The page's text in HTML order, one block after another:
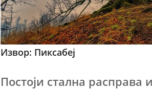
Извор: Пиксабеј
Постоји стална